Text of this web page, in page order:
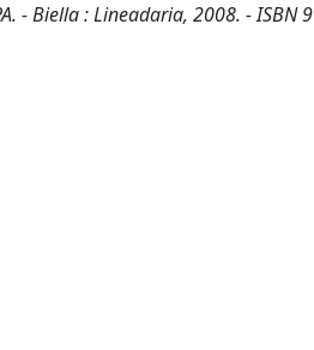
- Biella : Lineadaria, 2008. -